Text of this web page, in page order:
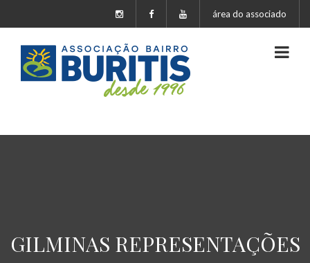
área do associado
GILMINAS REPRESENTAÇÕES